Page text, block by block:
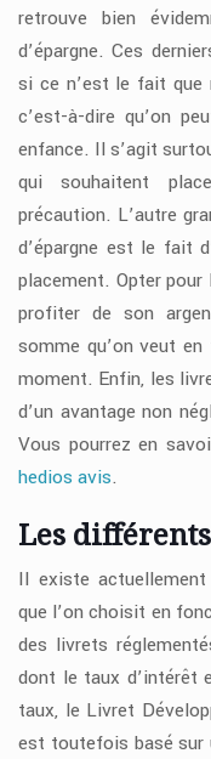
retrouve bien
d’épargne. Ces
si ce n’est le fait que
c’est-à-dire qu’on
enfance. Il s’agit
qui souhaitent
précaution. L’autre
d’épargne est le fait
placement. Opter pour
profiter de son
somme qu’on veut
moment. Enfin, les
d’un avantage non
Vous pourrez en
hedios avis.
Les
Il existe
que l’on choisit en
des livrets
dont le taux d’intérêt
taux, le Livret
est toutefois basé sur